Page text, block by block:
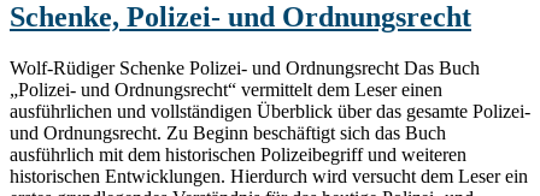
Schenke, Polizei- und Ordnungsrecht
Wolf-Rüdiger Schenke Polizei- und Ordnungsrecht Das Buch
„Polizei- und Ordnungsrecht“ vermittelt dem Leser einen
ausführlichen und vollständigen Überblick über das gesamte Polizei-
und Ordnungsrecht. Zu Beginn beschäftigt sich das Buch
ausführlich mit dem historischen Polizeibegriff und weiteren
historischen Entwicklungen. Hierdurch wird versucht dem Leser ein